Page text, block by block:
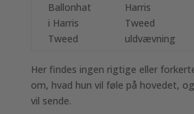
Ballonhat
i Harris
Tweed
Harris
Tweed
uldvævning
Her findes ingen rigtige eller
om, hvad hun vil føle på hovedet,
vil sende.